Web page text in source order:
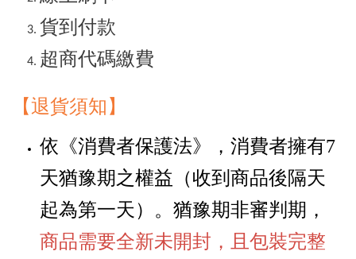
貨到付款
超商代碼繳費
【退貨須知 】
依《消費者保護法》，消費者擁有7
天猶豫期之權益 （收到商品後隔天
起為第一天） 。猶豫期非審判期，
商品需要全新未開封，且包裝完整